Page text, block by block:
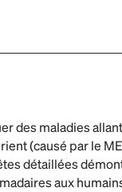
des maladies
(causé par le
détaillées
aux